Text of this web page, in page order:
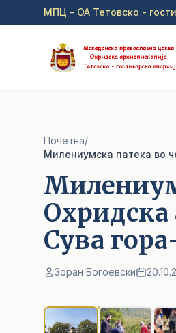
Прејди на главна содржина
МПЦ - ОА Тетовско -
Почетна/
Милениумска патека во
Охридска
Сува
Зоран Богоевски